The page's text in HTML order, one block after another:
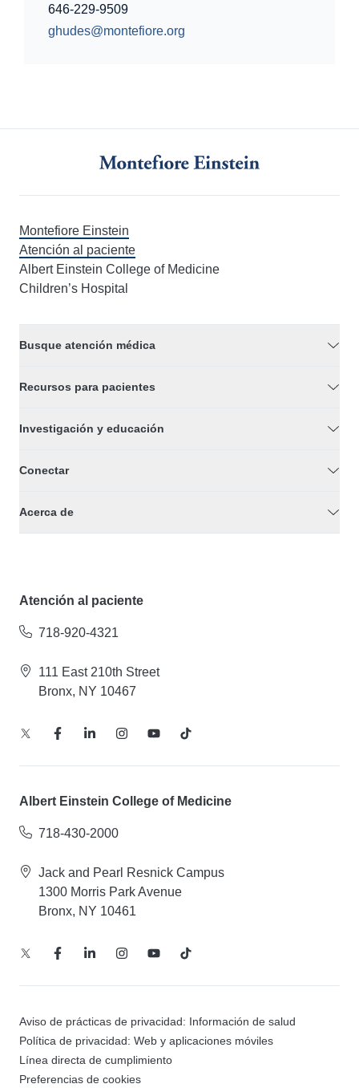
646-229-9509
ghudes@montefiore.org
Montefiore Einstein
Atención al paciente
Albert Einstein College of Medicine
Children’s Hospital
Busque atención médica
Recursos para pacientes
Investigación y educación
Conectar
Acerca de
Atención al paciente
718-920-4321
111 East 210th Street
Bronx, NY 10467
Albert Einstein College of Medicine
718-430-2000
Jack and Pearl Resnick Campus
1300 Morris Park Avenue
Bronx, NY 10461
Aviso de prácticas de privacidad: Información de salud
Política de privacidad: Web y aplicaciones móviles
Línea directa de cumplimiento
Preferencias de cookies